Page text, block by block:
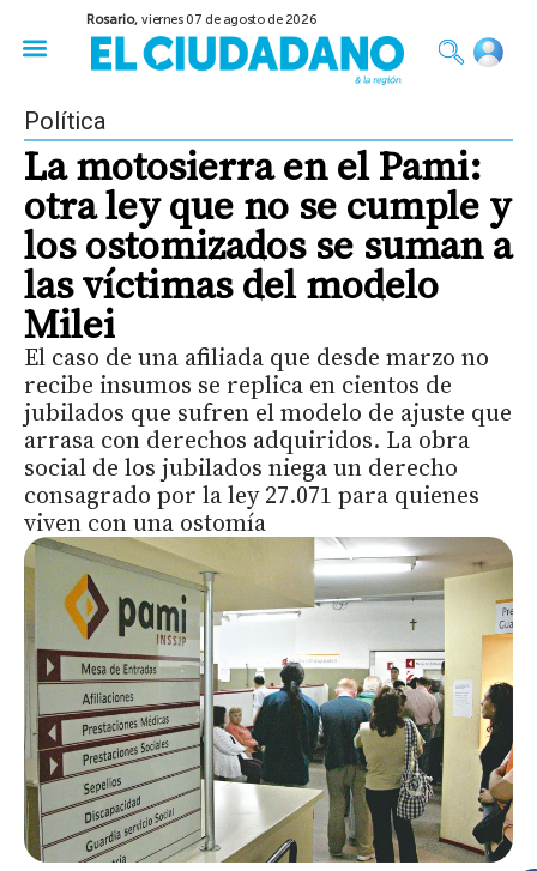
Rosario,viernes 07 de agosto de 2026
Política
La motosierra en el Pami:
otra ley que no se cumple y
los ostomizados se suman a
las víctimas del modelo
Milei
El caso de una afiliada que desde marzo no
recibe insumos se replica en cientos de
jubilados que sufren el modelo de ajuste que
arrasa con derechos adquiridos. La obra
social de los jubilados niega un derecho
consagrado por la ley 27.071 para quienes
viven con una ostomía